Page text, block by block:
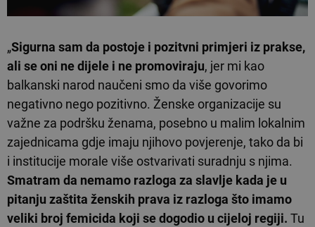
„Sigurna sam da postoje i pozitvni primjeri iz prakse,
ali se oni ne dijele i ne promoviraju, jer mi kao
balkanski narod naučeni smo da više govorimo
negativno nego pozitivno. Ženske organizacije su
važne za podršku ženama, posebno u malim lokalnim
zajednicama gdje imaju njihovo povjerenje, tako da bi
i institucije morale više ostvarivati suradnju s njima.
Smatram da nemamo razloga za slavlje kada je u
pitanju zaštita ženskih prava iz razloga što imamo
veliki broj femicida koji se dogodio u cijeloj regiji. Tu